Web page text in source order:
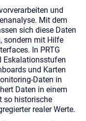
und
Mit dem
sich diese Daten
sondern mit Hilfe
In PRTG
Eskalationsstufen
und Karten
Daten in
Daten in einem
so historische
realer Werte.